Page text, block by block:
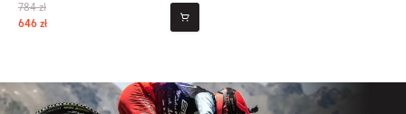
784 zł
646 zł